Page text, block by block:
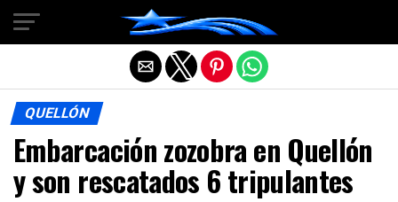
QUELLÓN
Embarcación zozobra en Quellón
y son rescatados 6 tripulantes
Salir de la versión móvil